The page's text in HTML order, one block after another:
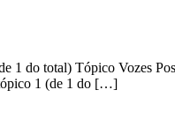
1 do total) Tópico Vozes
tópico 1 (de 1 do […]